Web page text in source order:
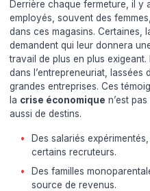
Derrière chaque fermeture, il y
employés, souvent des
dans ces magasins. Certaines,
demandent qui leur donnera
travail de plus en plus
dans l’entrepreneuriat, lassées
grandes entreprises. Ces
la crise économique n’est
aussi de destins.
Des salariés
certains recruteurs.
Des familles
source de revenus.